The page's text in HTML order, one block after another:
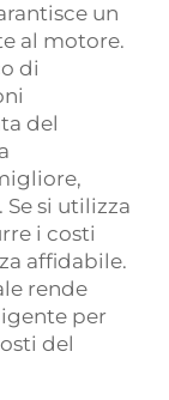
un
al motore.
di
del
si utilizza
i costi
affidabile.
rende
per
del